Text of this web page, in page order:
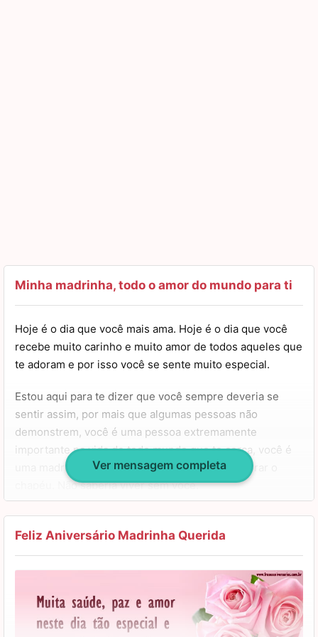
Minha madrinha, todo o amor do mundo para ti
Hoje é o dia que você mais ama. Hoje é o dia que você
recebe muito carinho e muito amor de todos aqueles que
te adoram e por isso você se sente muito especial.
Estou aqui para te dizer que você sempre deveria se
sentir assim, por mais que algumas pessoas não
demonstrem, você é uma pessoa extremamente
importante na vida de todo mundo que te cerca, você é
uma madrinha excepcional e uma comadre de tirar o
chapéu. Não saberia viver sem você.
Eu não podia ter feito escolhas melhores e eu jamais
escolheria outra pessoa a não ser você. Agradeço por
tudo que já fez por mim e por tudo que você ainda irá
fazer.
Curta cada segundo deste dia tão especial e saiba que
eu sempre estarei aqui, minha madrinha querida, para
Ver mensagem completa
Feliz Aniversário Madrinha Querida